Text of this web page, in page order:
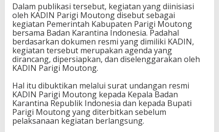
n
g
h
a
p
u
s
F
k
t
a
K
i
Dalam publikasi tersebut, kegiatan yang diinisiasi
oleh KADIN Parigi Moutong disebut sebagai
kegiatan Pemerintah Kabupaten Parigi Moutong
bersama Badan Karantina Indonesia. Padahal
berdasarkan dokumen resmi yang dimiliki KADIN,
kegiatan tersebut merupakan agenda yang
dirancang, dipersiapkan, dan diselenggarakan oleh
KADIN Parigi Moutong.
Hal itu dibuktikan melalui surat undangan resmi
KADIN Parigi Moutong kepada Kepala Badan
Karantina Republik Indonesia dan kepada Bupati
Parigi Moutong yang diterbitkan sebelum
pelaksanaan kegiatan berlangsung.